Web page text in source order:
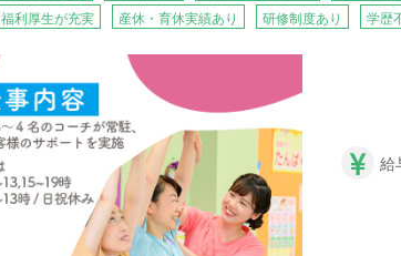
福利厚生が充実 産休・育休実績あり 研修制度あり 学歴
給